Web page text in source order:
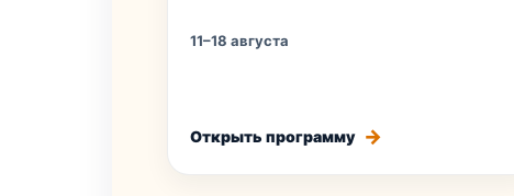
11–18 августа
Открыть программу